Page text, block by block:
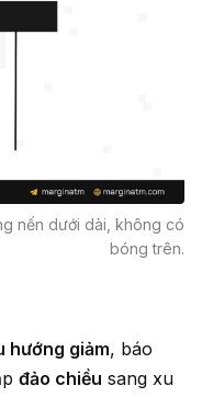
nến dưới dài, không có
bóng trên.
hướng giảm, báo
đảo chiều sang xu